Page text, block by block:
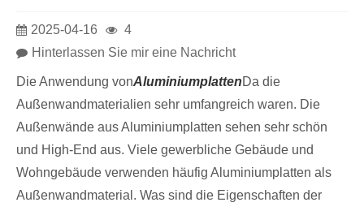
2025-04-16
4
Hinterlassen Sie mir eine Nachricht
Die Anwendung vonAluminiumplattenDa die
Außenwandmaterialien sehr umfangreich waren. Die
Außenwände aus Aluminiumplatten sehen sehr schön
und High-End aus. Viele gewerbliche Gebäude und
Wohngebäude verwenden häufig Aluminiumplatten als
Außenwandmaterial. Was sind die Eigenschaften der